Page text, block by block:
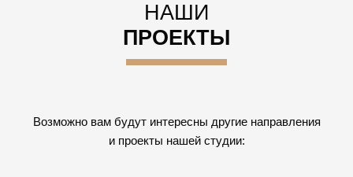
НАШИ
ПРОЕКТЫ
Возможно вам будут интересны другие направления
и проекты нашей студии: